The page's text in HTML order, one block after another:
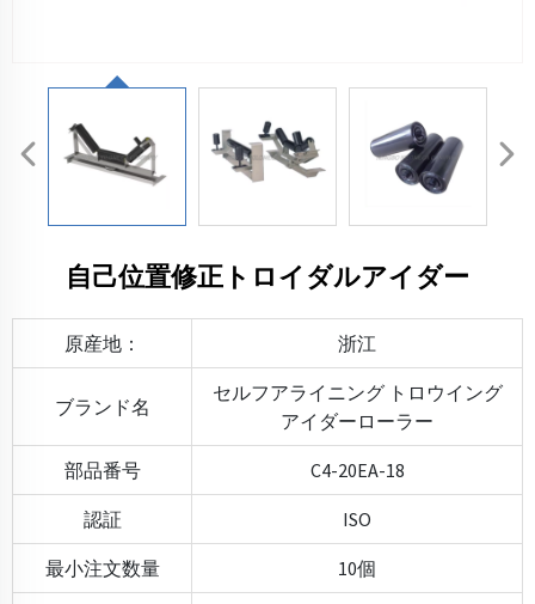
自己位置修正トロイダルアイダー
原産地： 浙江
ブランド名
セルフアライニング トロウイング
アイダーローラー
部品番号 C4-20EA-18
認証 ISO
最小注文数量 10個